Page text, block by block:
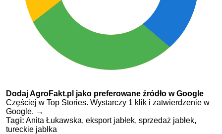
Dodaj AgroFakt.pl jako preferowane źródło w Google
Częściej w Top Stories. Wystarczy 1 klik i zatwierdzenie w
Google. →
Tagi: Anita Łukawska, eksport jabłek, sprzedaż jabłek,
tureckie jabłka